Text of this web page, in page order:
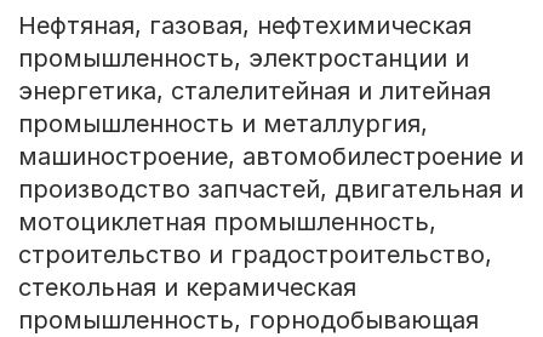
Нефтяная, газовая, нефтехимическая
промышленность, электростанции и
энергетика, сталелитейная и литейная
промышленность и металлургия,
машиностроение, автомобилестроение и
производство запчастей, двигательная и
мотоциклетная промышленность,
строительство и градостроительство,
стекольная и керамическая
промышленность, горнодобывающая